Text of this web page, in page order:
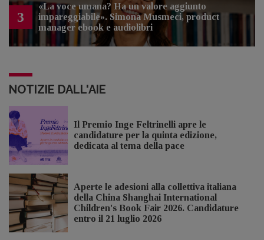
3
«La voce umana? Ha un valore aggiunto
impareggiabile». Simona Musmeci, product
manager ebook e audiolibri
NOTIZIE DALL'AIE
Il Premio Inge Feltrinelli apre le
candidature per la quinta edizione,
dedicata al tema della pace
Aperte le adesioni alla collettiva italiana
della China Shanghai International
Children's Book Fair 2026. Candidature
entro il 21 luglio 2026